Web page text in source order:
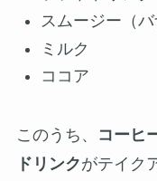
スムージー（バ
ミルク
ココア
このうち、
コーヒ
ドリンクがテイク